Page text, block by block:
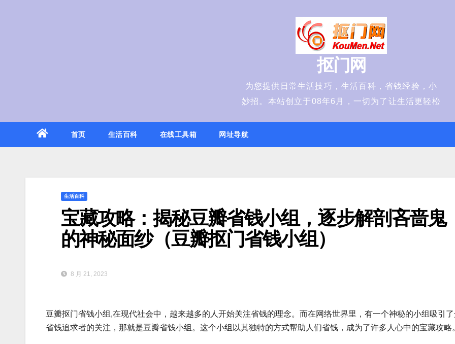
抠门网
为您提供日常生活技巧，生活百科，省钱经验，小
妙招。本站创立于08年6月，一切为了让生活更轻松
首页 生活百科 在线工具箱 网址导航
生活百科
宝藏攻略：揭秘豆瓣省钱小组，逐步解剖吝啬鬼
的神秘面纱（豆瓣抠门省钱小组）
8 月 21, 2023
豆瓣抠门省钱小组,在现代社会中，越来越多的人开始关注省钱的理念。而在网络世界里，有一个神秘的小组吸引
省钱追求者的关注，那就是豆瓣省钱小组。这个小组以其独特的方式帮助人们省钱，成为了许多人心中的宝藏攻略